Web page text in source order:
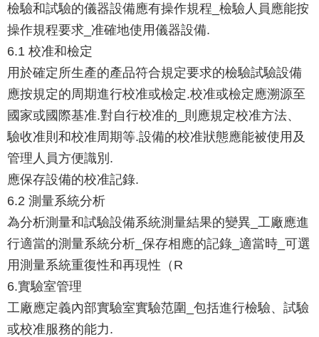
檢驗和試驗的儀器設備應有操作規程_檢驗人員應能按
操作規程要求_准確地使用儀器設備.
6.1 校准和檢定
用於確定所生產的產品符合規定要求的檢驗試驗設備
應按規定的周期進行校准或檢定.校准或檢定應溯源至
國家或國際基准.對自行校准的_則應規定校准方法、
驗收准則和校准周期等.設備的校准狀態應能被使用及
管理人員方便識別.
應保存設備的校准記錄.
6.2 測量系統分析
為分析測量和試驗設備系統測量結果的變異_工廠應進
行適當的測量系統分析_保存相應的記錄_適當時_可選
用測量系統重復性和再現性（R
6.實驗室管理
工廠應定義內部實驗室實驗范圍_包括進行檢驗、試驗
或校准服務的能力.